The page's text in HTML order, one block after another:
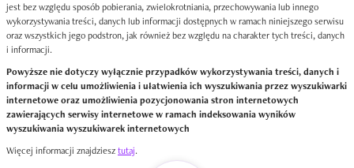
jest bez względu sposób pobierania, zwielokrotniania, przechowywania lub innego
wykorzystywania treści, danych lub informacji dostępnych w ramach niniejszego serwisu
oraz wszystkich jego podstron, jak również bez względu na charakter tych treści, danych
i informacji.
Powyższe nie dotyczy wyłącznie przypadków wykorzystywania treści, danych i
informacji w celu umożliwienia i ułatwienia ich wyszukiwania przez wyszukiwarki
internetowe oraz umożliwienia pozycjonowania stron internetowych
zawierających serwisy internetowe w ramach indeksowania wyników
wyszukiwania wyszukiwarek internetowych
Więcej informacji znajdziesztutaj.